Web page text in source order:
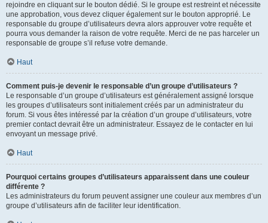
rejoindre en cliquant sur le bouton dédié. Si le groupe est restreint et nécessite
une approbation, vous devez cliquer également sur le bouton approprié. Le
responsable du groupe d’utilisateurs devra alors approuver votre requête et
pourra vous demander la raison de votre requête. Merci de ne pas harceler un
responsable de groupe s’il refuse votre demande.
Haut
Comment puis-je devenir le responsable d’un groupe d’utilisateurs ?
Le responsable d’un groupe d’utilisateurs est généralement assigné lorsque
les groupes d’utilisateurs sont initialement créés par un administrateur du
forum. Si vous êtes intéressé par la création d’un groupe d’utilisateurs, votre
premier contact devrait être un administrateur. Essayez de le contacter en lui
envoyant un message privé.
Haut
Pourquoi certains groupes d’utilisateurs apparaissent dans une couleur
différente ?
Les administrateurs du forum peuvent assigner une couleur aux membres d’un
groupe d’utilisateurs afin de faciliter leur identification.